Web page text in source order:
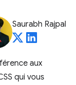
Saurabh Rajpal
aux
qui vous